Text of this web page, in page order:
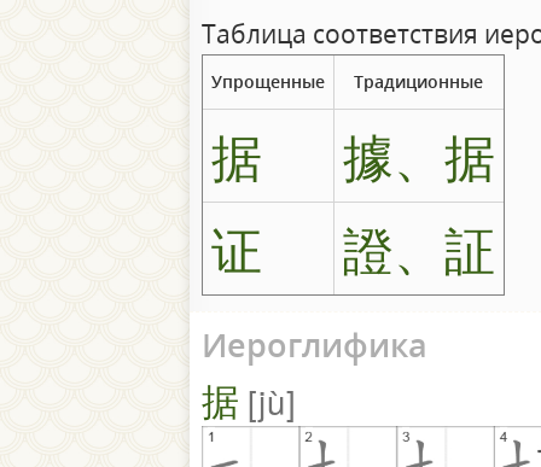
Таблица соответствия
Упрощенные Традиционные
据
據、据
证
證、証
Иероглифика
据 jù